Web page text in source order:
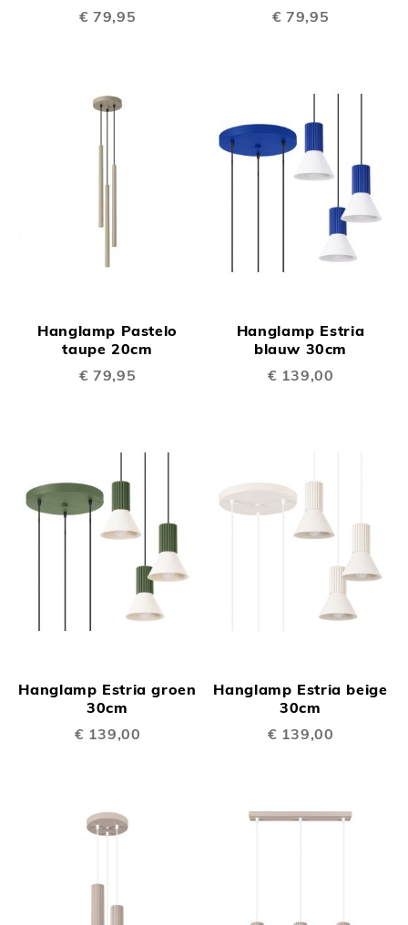
€ 79,95
€ 79,95
Hanglamp Pastelo
taupe 20cm
€ 79,95
Hanglamp Estria
blauw 30cm
€ 139,00
Hanglamp Estria groen
30cm
€ 139,00
Hanglamp Estria beige
30cm
€ 139,00